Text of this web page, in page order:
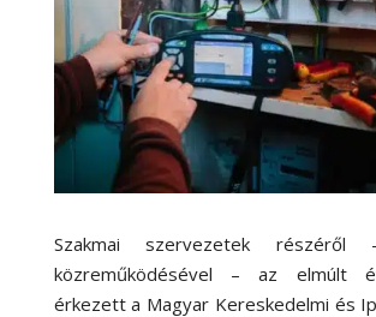
Szakmai szervezetek
közreműködésével – az elmúlt
érkezett a Magyar Kereskedelmi és